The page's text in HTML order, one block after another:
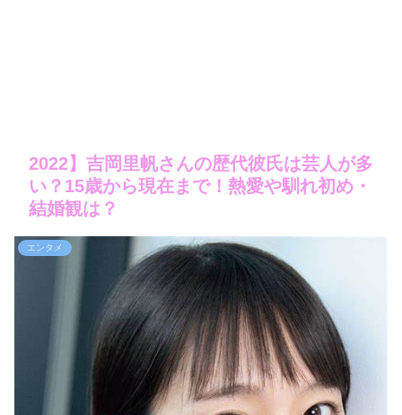
2022】吉岡里帆さんの歴代彼氏は芸人が多
い？15歳から現在まで！熱愛や馴れ初め・
結婚観は？
エンタメ